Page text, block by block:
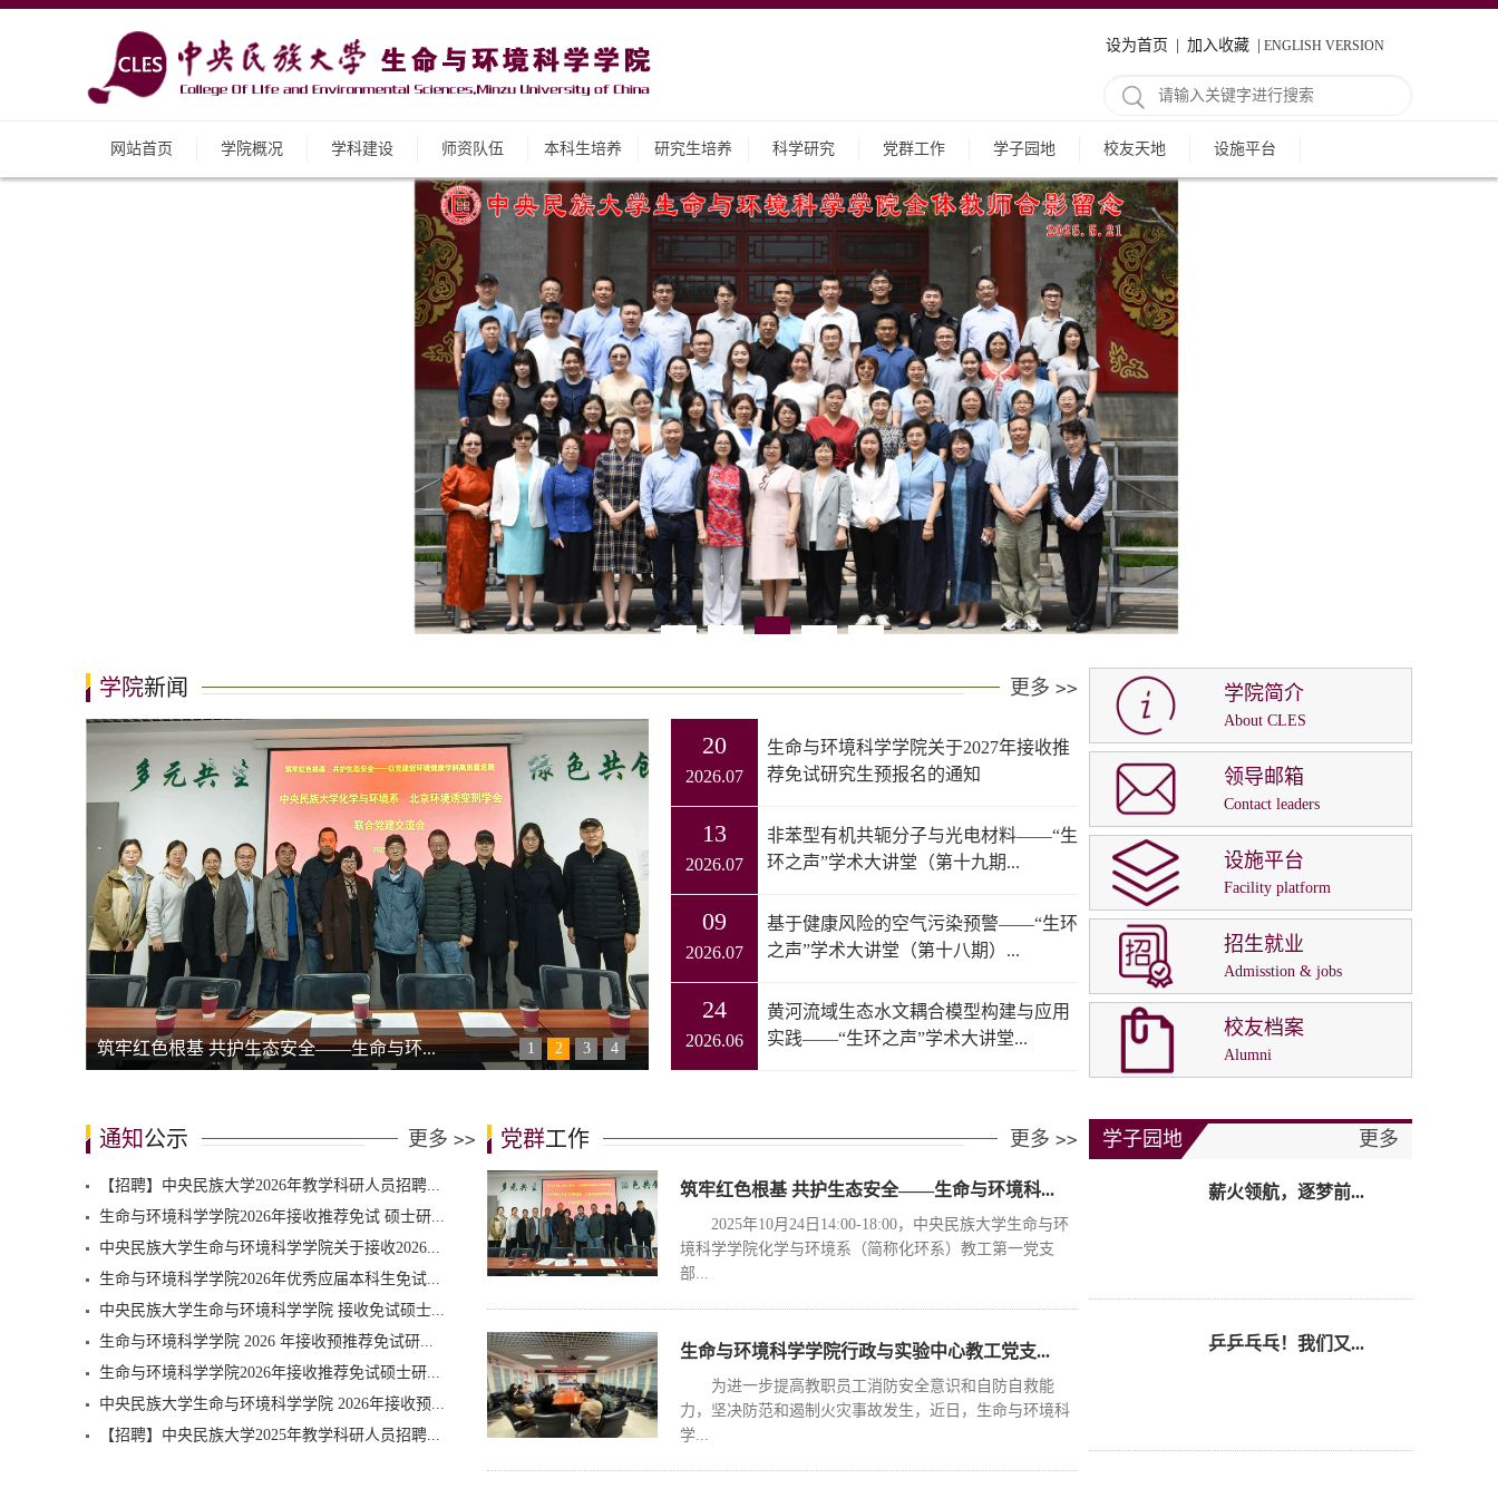
设为首页 加入收藏 ENGLISH VERSION
网站首页 学院概况 学科建设 师资队伍 本科生培养 研究生培养 科学研究 党群工作 学子园地 校友天地 设施平台
学院新闻 更多 >>
1 2 3 4
生命与环境科学学院行政与实验中心教工...
20
2026.07
生命与环境科学学院关于2027年接收推
荐免试研究生预报名的通知
13
2026.07
非苯型有机共轭分子与光电材料——“生
环之声”学术大讲堂（第十九期...
09
2026.07
基于健康风险的空气污染预警——“生环
之声”学术大讲堂（第十八期）...
24
2026.06
黄河流域生态水文耦合模型构建与应用
实践——“生环之声”学术大讲堂...
学院简介
About CLES
领导邮箱
Contact leaders
设施平台
Facility platform
招生就业
Admisstion & jobs
校友档案
Alumni
通知公示 更多 >>
【招聘】中央民族大学2026年教学科研人员招聘...
生命与环境科学学院2026年接收推荐免试 硕士研...
中央民族大学生命与环境科学学院关于接收2026...
生命与环境科学学院2026年优秀应届本科生免试...
中央民族大学生命与环境科学学院 接收免试硕士...
生命与环境科学学院 2026 年接收预推荐免试研...
生命与环境科学学院2026年接收推荐免试硕士研...
中央民族大学生命与环境科学学院 2026年接收预...
【招聘】中央民族大学2025年教学科研人员招聘...
党群工作 更多 >>
筑牢红色根基 共护生态安全——生命与环境科...
2025年10月24日14:00-18:00，中央民族大学生命与环
境科学学院化学与环境系（简称化环系）教工第一党支
部...
生命与环境科学学院行政与实验中心教工党支...
为进一步提高教职员工消防安全意识和自防自救能
力，坚决防范和遏制火灾事故发生，近日，生命与环境科
学...
学子园地 更多
薪火领航，逐梦前...
乒乒乓乓！我们又...
夺冠！高高跃起的...